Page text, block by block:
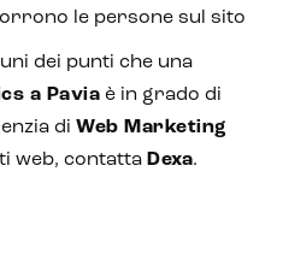
le persone sul sito
dei punti che una
a Pavia è in grado di
di Web Marketing
web, contatta Dexa.